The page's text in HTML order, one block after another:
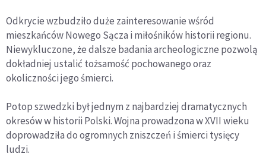
Odkrycie wzbudziło duże zainteresowanie wśród
mieszkańców Nowego Sącza i miłośników historii regionu.
Niewykluczone, że dalsze badania archeologiczne pozwolą
dokładniej ustalić tożsamość pochowanego oraz
okoliczności jego śmierci.
Potop szwedzki był jednym z najbardziej dramatycznych
okresów w historii Polski. Wojna prowadzona w XVII wieku
doprowadziła do ogromnych zniszczeń i śmierci tysięcy
ludzi.